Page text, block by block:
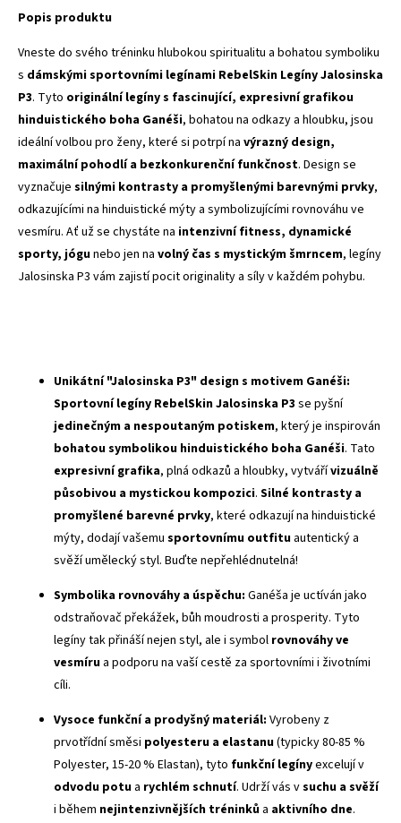
Popis produktu
Vneste do svého tréninku hlubokou spiritualitu a bohatou symboliku
s dámskými sportovními legínami RebelSkin Legíny Jalosinska
P3. Tyto originální legíny s fascinující, expresivní grafikou
hinduistického boha Ganéši, bohatou na odkazy a hloubku, jsou
ideální volbou pro ženy, které si potrpí na výrazný design,
maximální pohodlí a bezkonkurenční funkčnost. Design se
vyznačuje silnými kontrasty a promyšlenými barevnými prvky,
odkazujícími na hinduistické mýty a symbolizujícími rovnováhu ve
vesmíru. Ať už se chystáte na intenzivní fitness, dynamické
sporty, jógunebo jen na volný čas s mystickým šmrncem, legíny
Jalosinska P3 vám zajistí pocit originality a síly v každém pohybu.
Unikátní "Jalosinska P3" design s motivem Ganéši:
Sportovní legíny RebelSkin Jalosinska P3 se pyšní
jedinečným a nespoutaným potiskem, který je inspirován
bohatou symbolikou hinduistického boha Ganéši. Tato
expresivní grafika, plná odkazů a hloubky, vytvářívizuálně
působivou a mystickou kompozici. Silné kontrasty a
promyšlené barevné prvky, které odkazují na hinduistické
mýty, dodají vašemu sportovnímu outfitu autentický a
svěží umělecký styl. Buďte nepřehlédnutelná!
Symbolika rovnováhy a úspěchu: Ganéša je uctíván jako
odstraňovač překážek, bůh moudrosti a prosperity. Tyto
legíny tak přináší nejen styl, ale i symbol rovnováhy ve
vesmíru a podporu na vaší cestě za sportovními i životními
cíli.
Vysoce funkční a prodyšný materiál: Vyrobeny z
prvotřídní směsi polyesteru a elastanu(typicky 80-85 %
Polyester, 15-20 % Elastan), tyto funkční legínyexcelují v
odvodu potu a rychlém schnutí. Udrží vás vsuchu a svěží
i během nejintenzivnějších tréninků a aktivního dne.